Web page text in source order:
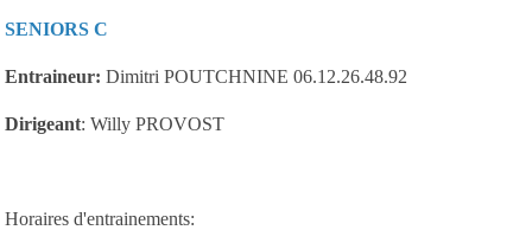
SENIORS C
Entraineur: Dimitri POUTCHNINE 06.12.26.48.92
Dirigeant: Willy PROVOST
Horaires d'entrainements: